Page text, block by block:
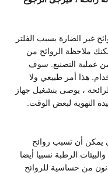
غير الضارة بسبب الفلتر
ملاحظة الروائح من
من عملية التصنيع. سوف
هذا أمر طبيعي ولا
، يوصى بتشغيل جهاز
التهوية لبعض الوقت.
يمكن أن تسبب روائح
الرطبة نسبيا أيضا
من حساسية للروائح